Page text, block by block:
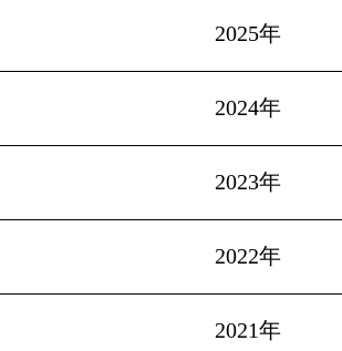
過去のニュ
2026年
2025年